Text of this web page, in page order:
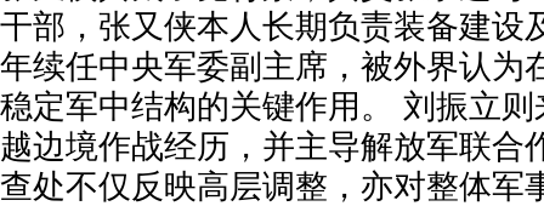
干部，张又侠本人长期负责装备建设
年续任中央军委副主席，被外界认为
稳定军中结构的关键作用。 刘振立
越边境作战经历，并主导解放军联合
查处不仅反映高层调整，亦对整体军